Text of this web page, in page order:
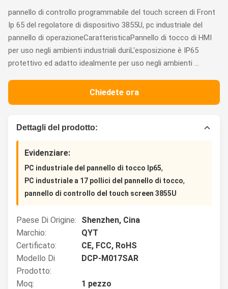
pannello di controllo programmabile del touch screen di Front
Ip 65 del regolatore di dispositivo 3855U, pc industriale del
pannello di operazioneCaratteristicaPannello di tocco di HMI
per uso negli ambienti industriali duriL'esposizione è IP65
protettivo ed adatto idealmente per uso negli ambienti ...
Chiedete ora
Dettagli del prodotto:
Evidenziare:
PC industriale del pannello di tocco Ip65,
PC industriale a 17 pollici del pannello di tocco,
pannello di controllo del touch screen 3855U
Paese Di Origine:
Shenzhen, Cina
Marchio:
QYT
Certificato:
CE, FCC, RoHS
Modello Di
Prodotto:
DCP-M017SAR
Moq:
1 pezzo